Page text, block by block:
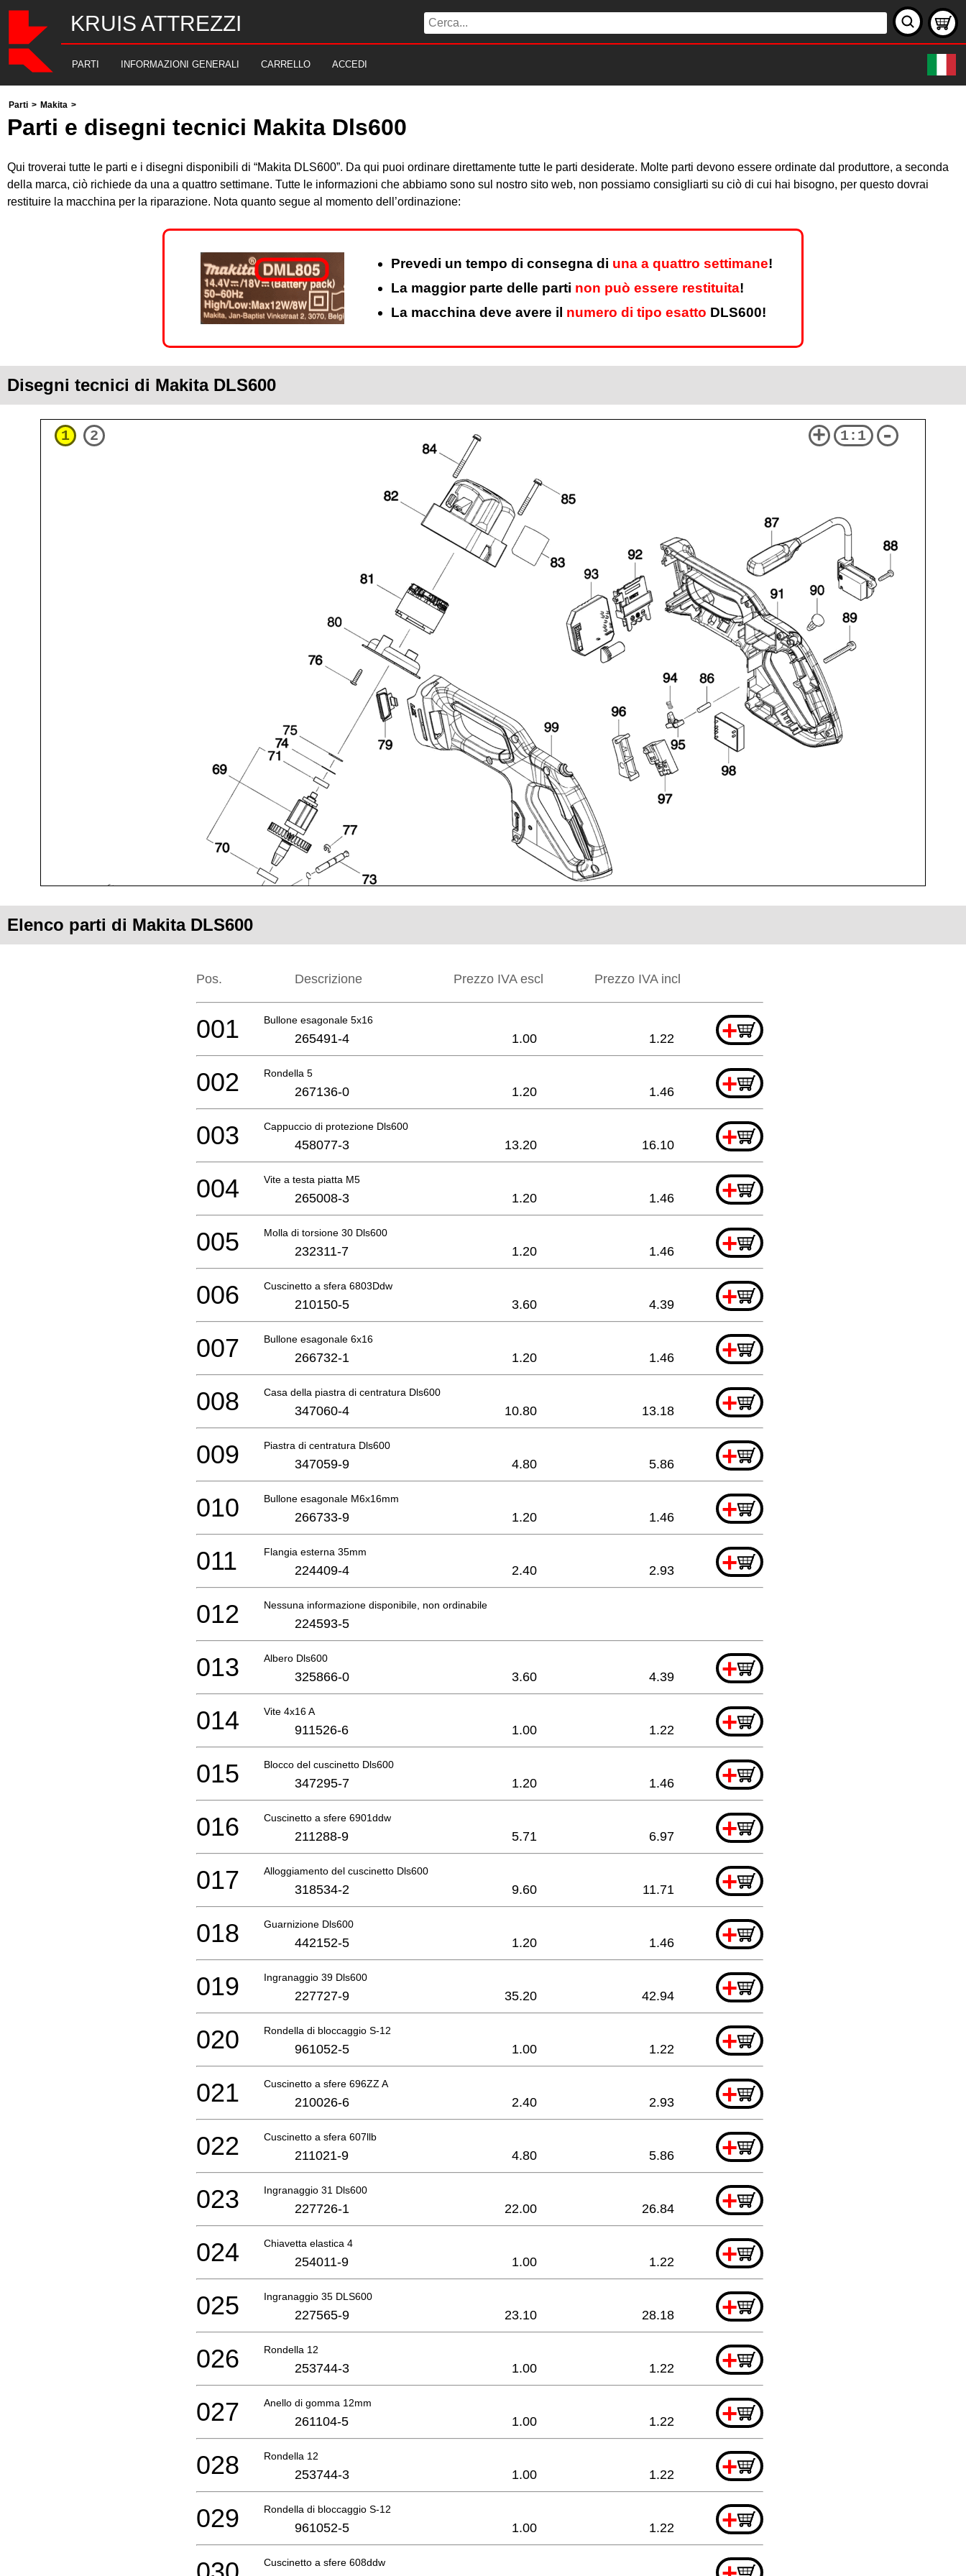
KRUIS ATTREZZI
PARTI INFORMAZIONI GENERALI CARRELLO ACCEDI
Parti > Makita >
Parti e disegni tecnici Makita Dls600
Qui troverai tutte le parti e i disegni disponibili di “Makita DLS600”. Da qui puoi ordinare direttamente tutte le parti desiderate. Molte parti devono essere ordinate dal produttore, a seconda
della marca, ciò richiede da una a quattro settimane. Tutte le informazioni che abbiamo sono sul nostro sito web, non possiamo consigliarti su ciò di cui hai bisogno, per questo dovrai
restituire la macchina per la riparazione. Nota quanto segue al momento dell’ordinazione:
Prevedi un tempo di consegna di una a quattro settimane!
La maggior parte delle parti non può essere restituita!
La macchina deve avere il numero di tipo esatto DLS600!
Disegni tecnici di Makita DLS600
1 2 + 1:1 -
Elenco parti di Makita DLS600
Pos. Descrizione Prezzo IVA escl Prezzo IVA incl
Bullone esagonale 5x16 +
001 265491-4 1.00 1.22
Rondella 5 +
002 267136-0 1.20 1.46
Cappuccio di protezione Dls600 +
003 458077-3 13.20 16.10
Vite a testa piatta M5 +
004 265008-3 1.20 1.46
Molla di torsione 30 Dls600 +
005 232311-7 1.20 1.46
Cuscinetto a sfera 6803Ddw +
006 210150-5 3.60 4.39
Bullone esagonale 6x16 +
007 266732-1 1.20 1.46
Casa della piastra di centratura Dls600 +
008 347060-4 10.80 13.18
Piastra di centratura Dls600 +
009 347059-9 4.80 5.86
Bullone esagonale M6x16mm +
010 266733-9 1.20 1.46
Flangia esterna 35mm +
011 224409-4 2.40 2.93
Nessuna informazione disponibile, non ordinabile
012 224593-5
Albero Dls600 +
013 325866-0 3.60 4.39
Vite 4x16 A +
014 911526-6 1.00 1.22
Blocco del cuscinetto Dls600 +
015 347295-7 1.20 1.46
Cuscinetto a sfere 6901ddw +
016 211288-9 5.71 6.97
Alloggiamento del cuscinetto Dls600 +
017 318534-2 9.60 11.71
Guarnizione Dls600 +
018 442152-5 1.20 1.46
Ingranaggio 39 Dls600 +
019 227727-9 35.20 42.94
Rondella di bloccaggio S-12 +
020 961052-5 1.00 1.22
Cuscinetto a sfere 696ZZ A +
021 210026-6 2.40 2.93
Cuscinetto a sfera 607llb +
022 211021-9 4.80 5.86
Ingranaggio 31 Dls600 +
023 227726-1 22.00 26.84
Chiavetta elastica 4 +
024 254011-9 1.00 1.22
Ingranaggio 35 DLS600 +
025 227565-9 23.10 28.18
Rondella 12 +
026 253744-3 1.00 1.22
Anello di gomma 12mm +
027 261104-5 1.00 1.22
Rondella 12 +
028 253744-3 1.00 1.22
Rondella di bloccaggio S-12 +
029 961052-5 1.00 1.22
Cuscinetto a sfere 608ddw